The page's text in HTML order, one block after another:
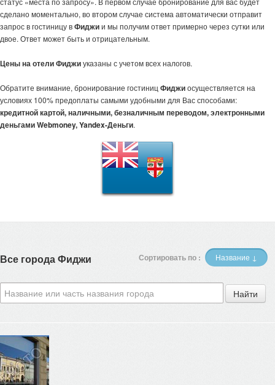
сделано моментально, во втором случае система автоматически отправит
запрос в гостиницу вФиджии мы получим ответ примерно через сутки или
двое. Ответ может быть и отрицательным.
Цены на отели Фиджиуказаны с учетом всех налогов.
Обратите внимание, бронирование гостиниц Фиджиосуществляется на
условиях 100% предоплаты самыми удобными для Вас способами:
кредитной картой, наличными, безналичным переводом, электронными
деньгами Webmoney, Yandex-Деньги.
Все города Фиджи Сортировать по : Название ↓